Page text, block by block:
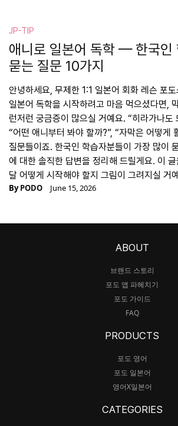
JP-TIP
애니로 일본어 독학 — 한국인
묻는 질문 10가지
안녕하세요, 무제한 1:1 일본어 회화 레슨 포
일본어 독학을 시작하려고 마음 먹으셨다면,
런저런 궁금증이 많으실 거예요. “히라가나도
“어떤 애니부터 봐야 할까?”, “자막은 어떻게
질문들이죠. 한국인 학습자분들이 가장 많이
에 대한 솔직한 답변을 정리해 드릴게요. 이
달 어떻게 시작해야 할지 그림이 그려지실 거
ByPODO June 15, 2026
ABOUT
브랜드 스토리
포도 앱 파헤치기
포도 가이드
FAQ
PRODUCTS
포도 영어
포도 일본어
영어X일본어
CATEGORIES